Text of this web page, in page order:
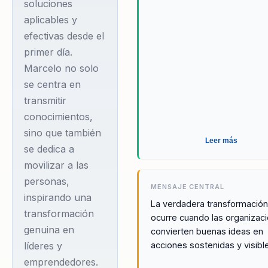
tecnología, la
educación y el ámbito
social, destacándose
en normas
internacionales como
ISO 9001, ISO 14001,
ISO 13485, ISO 56002
y HACCP. Además de
su labor como
conferencista, Marcelo
es autor de los libros
'El éxito de tu
emprendimiento en 8
semanas' y
'Emprender a los 50',
soluciones
aplicables y
efectivas desde el
primer día.
Marcelo no solo
se centra en
transmitir
conocimientos,
sino que también
se dedica a
movilizar a las
personas,
inspirando una
transformación
genuina en
líderes y
emprendedores.
Leer más
MENSAJE CENTRAL
La verdadera transformación
ocurre cuando las
convierten buenas ideas en
acciones sostenidas y